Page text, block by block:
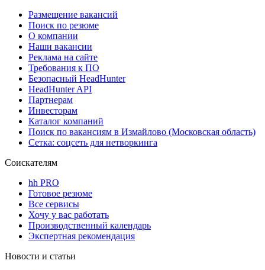
Размещение вакансий
Поиск по резюме
О компании
Наши вакансии
Реклама на сайте
Требования к ПО
Безопасный HeadHunter
HeadHunter API
Партнерам
Инвесторам
Каталог компаний
Поиск по вакансиям в Измайлово (Московская область)
Сетка: соцсеть для нетворкинга
Соискателям
hh PRO
Готовое резюме
Все сервисы
Хочу у вас работать
Производственный календарь
Экспертная рекомендация
Новости и статьи